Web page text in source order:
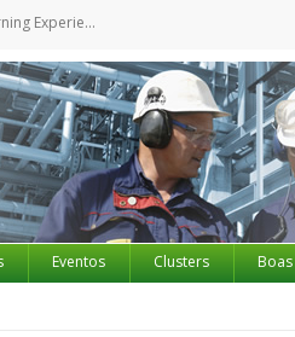
for Training
Eventos Clusters